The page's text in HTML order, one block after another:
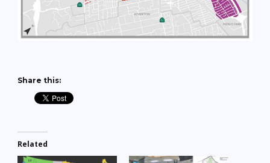
Share this:
Related